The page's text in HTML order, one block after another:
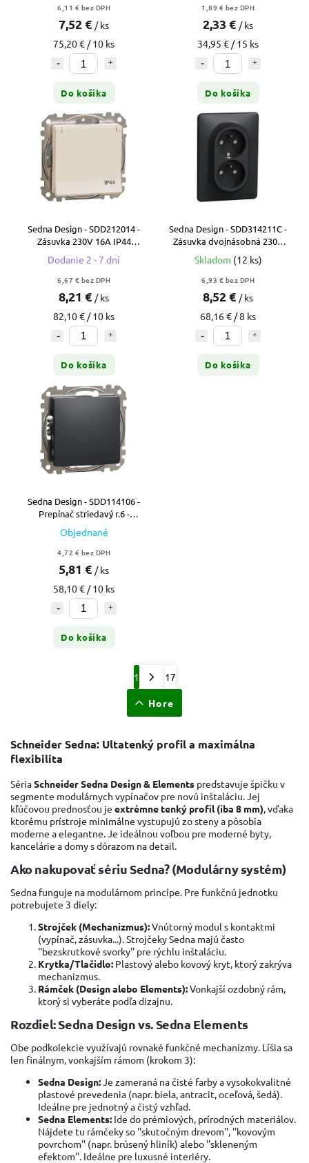
6,11 € bez DPH
7,52 € / ks
75,20 € / 10 ks
Do košíka
1,89 € bez DPH
2,33 € / ks
34,95 € / 15 ks
Do košíka
Sedna Design - SDD212014 -
Zásuvka 230V 16A IP44
bezskrutková - Béžová
Dodanie 2 - 7 dní
6,67 € bez DPH
8,21 € / ks
82,10 € / 10 ks
Do košíka
Sedna Design - SDD314211C -
Zásuvka dvojnásobná 230V
16A - Antracit
Skladom (12 ks)
6,93 € bez DPH
8,52 € / ks
68,16 € / 8 ks
Do košíka
Sedna Design - SDD114106 -
Prepínač striedavý r.6 -
Antracit
Objednané
4,72 € bez DPH
5,81 € / ks
58,10 € / 10 ks
Do košíka
1 17
Hore
Schneider Sedna: Ultatenký profil a maximálna
flexibilita
SériaSchneider Sedna Design & Elements predstavuje špičku v
segmente modulárnych vypínačov pre novú inštaláciu. Jej
kľúčovou prednosťou je extrémne tenký profil (iba 8 mm), vďaka
ktorému prístroje minimálne vystupujú zo steny a pôsobia
moderne a elegantne. Je ideálnou voľbou pre moderné byty,
kancelárie a domy s dôrazom na detail.
Ako nakupovať sériu Sedna? (Modulárny systém)
Sedna funguje na modulárnom princípe. Pre funkčnú jednotku
potrebujete 3 diely:
Strojček (Mechanizmus):Vnútorný modul s kontaktmi
(vypínač, zásuvka...). Strojčeky Sedna majú často
''bezskrutkové svorky'' pre rýchlu inštaláciu.
Krytka/Tlačidlo: Plastový alebo kovový kryt, ktorý zakrýva
mechanizmus.
Rámček (Design alebo Elements):Vonkajší ozdobný rám,
ktorý si vyberáte podľa dizajnu.
Rozdiel: Sedna Design vs. Sedna Elements
Obe podkolekcie využívajú rovnaké funkčné mechanizmy. Líšia sa
len finálnym, vonkajším rámom (krokom 3):
Sedna Design:Je zameraná na čisté farby a vysokokvalitné
plastové prevedenia (napr. biela, antracit, oceľová, šedá).
Ideálne pre jednotný a čistý vzhľad.
Sedna Elements: Ide do prémiových, prírodných materiálov.
Nájdete tu rámčeky so ''skutočným drevom'', ''kovovým
povrchom'' (napr. brúsený hliník) alebo ''skleneným
efektom''. Ideálne pre luxusné interiéry.